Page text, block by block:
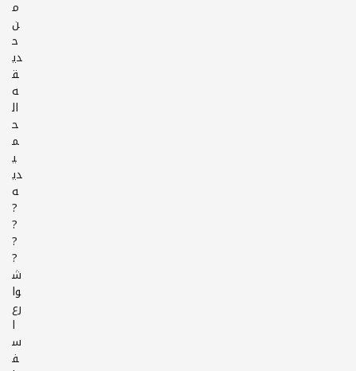
م
ن
ح
دي
ق
ه
ال
ح
م
ي
دي
ه
?
?
?
?
ش
وا
رع
ا
س
ف